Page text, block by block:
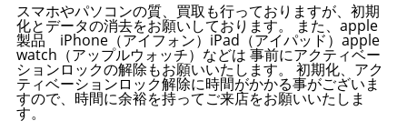
スマホやパソコンの質、買取も行っておりますが、初期
化とデータの消去をお願いしております。 また、apple
製品 iPhone（アイフォン）iPad（アイパッド）apple
watch（アップルウォッチ）などは 事前にアクティベー
ションロックの解除もお願いいたします。 初期化、アク
ティベーションロック解除に時間がかかる事がございま
すので、時間に余裕を持ってご来店をお願いいたしま
す。